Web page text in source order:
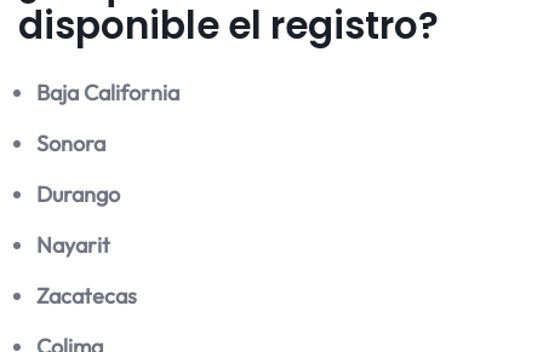
disponible el registro?
Baja California
Sonora
Durango
Nayarit
Zacatecas
Colima